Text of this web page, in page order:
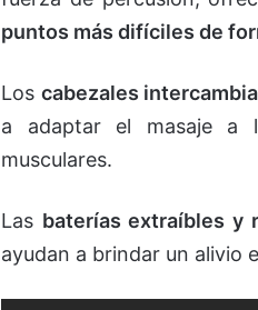
puntos más difíciles de
Los cabezales
a adaptar el masaje a
musculares.
Las baterías extraíbles y
ayudan a brindar un alivio